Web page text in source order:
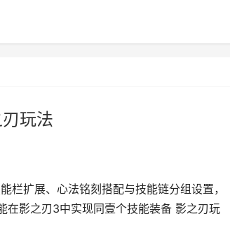
玩法
栏扩展、心法铭刻搭配与技能链分组设置，
在影之刃3中实现同壹个技能装备 影之刃玩